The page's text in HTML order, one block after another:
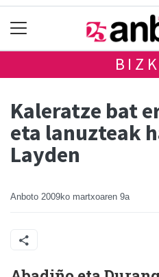
Kaleratze bat
eta lanuzteak
Layden
Anboto 2009ko martxoaren 9a